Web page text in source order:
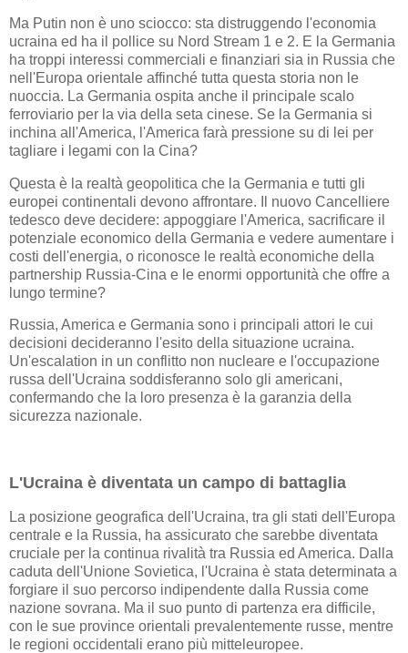
Ma Putin non è uno sciocco: sta distruggendo l'economia
ucraina ed ha il pollice su Nord Stream 1 e 2. E la Germania
ha troppi interessi commerciali e finanziari sia in Russia che
nell'Europa orientale affinché tutta questa storia non le
nuoccia. La Germania ospita anche il principale scalo
ferroviario per la via della seta cinese. Se la Germania si
inchina all'America, l'America farà pressione su di lei per
tagliare i legami con la Cina?
Questa è la realtà geopolitica che la Germania e tutti gli
europei continentali devono affrontare. Il nuovo Cancelliere
tedesco deve decidere: appoggiare l'America, sacrificare il
potenziale economico della Germania e vedere aumentare i
costi dell'energia, o riconosce le realtà economiche della
partnership Russia-Cina e le enormi opportunità che offre a
lungo termine?
Russia, America e Germania sono i principali attori le cui
decisioni decideranno l'esito della situazione ucraina.
Un'escalation in un conflitto non nucleare e l'occupazione
russa dell'Ucraina soddisferanno solo gli americani,
confermando che la loro presenza è la garanzia della
sicurezza nazionale.
L'Ucraina è diventata un campo di battaglia
La posizione geografica dell'Ucraina, tra gli stati dell'Europa
centrale e la Russia, ha assicurato che sarebbe diventata
cruciale per la continua rivalità tra Russia ed America. Dalla
caduta dell'Unione Sovietica, l'Ucraina è stata determinata a
forgiare il suo percorso indipendente dalla Russia come
nazione sovrana. Ma il suo punto di partenza era difficile,
con le sue province orientali prevalentemente russe, mentre
le regioni occidentali erano più mitteleuropee.